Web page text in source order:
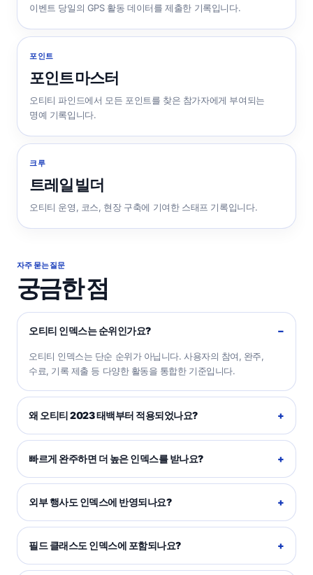
이벤트 당일의 GPS 활동 데이터를 제출한 기록입니다.
포인트
포인트 마스터
오티티 파인드에서 모든 포인트를 찾은 참가자에게 부여되는
명예 기록입니다.
크루
트레일 빌더
오티티 운영, 코스, 현장 구축에 기여한 스태프 기록입니다.
자주 묻는 질문
궁금한 점
오티티 인덱스는 순위인가요?
오티티 인덱스는 단순 순위가 아닙니다. 사용자의 참여, 완주,
수료, 기록 제출 등 다양한 활동을 통합한 기준입니다.
왜 오티티 2023 태백부터 적용되었나요?
빠르게 완주하면 더 높은 인덱스를 받나요?
외부 행사도 인덱스에 반영되나요?
필드 클래스도 인덱스에 포함되나요?